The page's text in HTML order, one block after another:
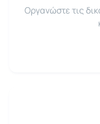
Οργανώστε τις